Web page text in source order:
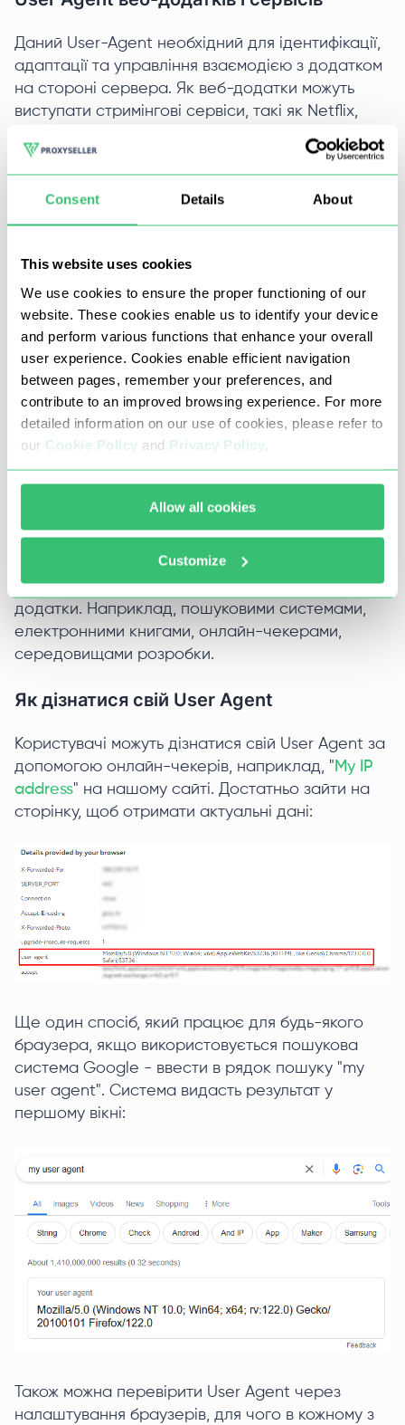
Consent Details About
This website uses cookies
We use cookies to ensure the proper functioning of our
website. These cookies enable us to identify your device
and perform various functions that enhance your overall
user experience. Cookies enable efficient navigation
between pages, remember your preferences, and
contribute to an improved browsing experience. For more
detailed information on our use of cookies, please refer to
our Cookie Policy and Privacy Policy
Allow all cookies
Customize
Даний User-Agent необхідний для ідентифікації,
адаптації та управління взаємодією з додатком
на стороні сервера. Як веб-додатки можуть
виступати стримінгові сервіси, такі як Netflix,
Twitch, і YouTube Music. На основі даних із рядка
ідентифікації, сервер може ухвалювати рішення
про надання доступу до певних ресурсів або
функцій програми. Наприклад, він може
надавати нові функції тільки для останньої версії
Такий юзер-агент може виглядати наступним
чином:
З прикладу можна визначити, що запит
надіслано з пристрою під управлінням Windows
10, і використовується браузер Chrome версії
Крім перерахованого, User Agent надсилають
на сервер і інші веб-сервіси, пристрої та
додатки. Наприклад, пошуковими системами,
електронними книгами, онлайн-чекерами,
середовищами розробки.
Як дізнатися свій User Agent
Користувачі можуть дізнатися свій User Agent за
допомогою онлайн-чекерів, наприклад, " My IP
address" на нашому сайті. Достатньо зайти на
сторінку, щоб отримати актуальні дані:
Ще один спосіб, який працює для будь-якого
браузера, якщо використовується пошукова
система Google - ввести в рядок пошуку "my
user agent". Система видасть результат у
першому вікні:
Також можна перевірити User Agent через
налаштування браузерів, для чого в кожному з